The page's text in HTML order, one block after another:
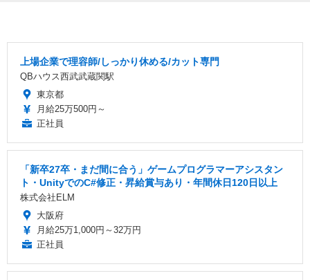
上場企業で理容師/しっかり休める/カット専門
QBハウス西武武蔵関駅
東京都
月給25万500円～
正社員
「新卒27卒・まだ間に合う」ゲームプログラマーアシスタン
ト・UnityでのC#修正・昇給賞与あり・年間休日120日以上
株式会社ELM
大阪府
月給25万1,000円～32万円
正社員